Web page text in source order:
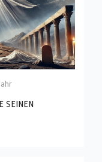
SEINEN